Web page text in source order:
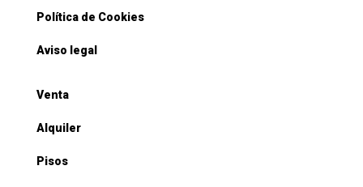
Política de Cookies
Aviso legal
Venta
Alquiler
Pisos